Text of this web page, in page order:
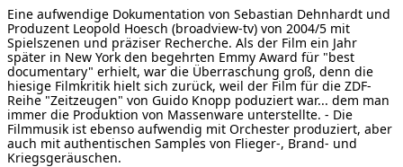
Eine aufwendige Dokumentation von Sebastian Dehnhardt und
Produzent Leopold Hoesch (broadview-tv) von 2004/5 mit
Spielszenen und präziser Recherche. Als der Film ein Jahr
später in New York den begehrten Emmy Award für "best
documentary" erhielt, war die Überraschung groß, denn die
hiesige Filmkritik hielt sich zurück, weil der Film für die ZDF-
Reihe "Zeitzeugen" von Guido Knopp poduziert war... dem man
immer die Produktion von Massenware unterstellte. - Die
Filmmusik ist ebenso aufwendig mit Orchester produziert, aber
auch mit authentischen Samples von Flieger-, Brand- und
Kriegsgeräuschen.